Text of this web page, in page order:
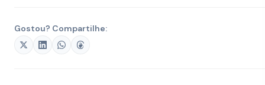
Gostou? Compartilhe: